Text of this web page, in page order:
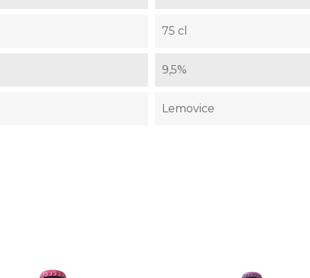
75 cl
9,5%
Lemovice